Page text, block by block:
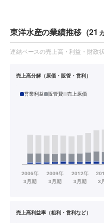
東洋水産の業績推移（21
連結ベースの売上高・利益・財政
売上高分解（原価・販管・営利）
営業利益 販管費 売上原価
売上高利益率（粗利・営利など）